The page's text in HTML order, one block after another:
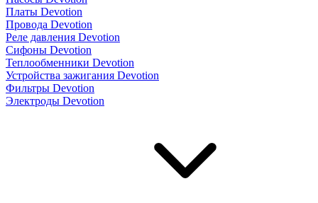
Платы Devotion
Провода Devotion
Реле давления Devotion
Сифоны Devotion
Теплообменники Devotion
Устройства зажигания Devotion
Фильтры Devotion
Электроды Devotion